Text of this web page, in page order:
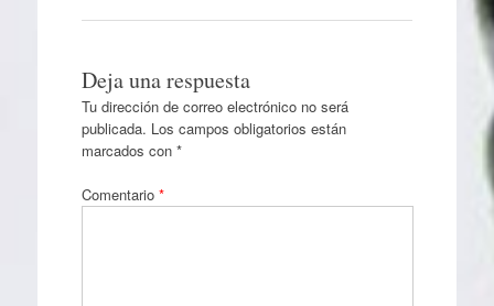
Deja una respuesta
Tu dirección de correo electrónico no será
publicada. Los campos obligatorios están
marcados con *
Comentario *